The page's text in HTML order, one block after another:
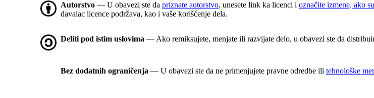
Autorstvo — U obavezi ste da priznate autorstvo, unesete link ka licenci i označite izmene, ako
davalac licence podržava, kao i vaše korišćenje dela.
Deliti pod istim uslovima — Ako remiksujete, menjate ili razvijate delo, u obavezi ste da
Bez dodatnih ograničenja — U obavezi ste da ne primenjujete pravne odredbe ili tehnološke